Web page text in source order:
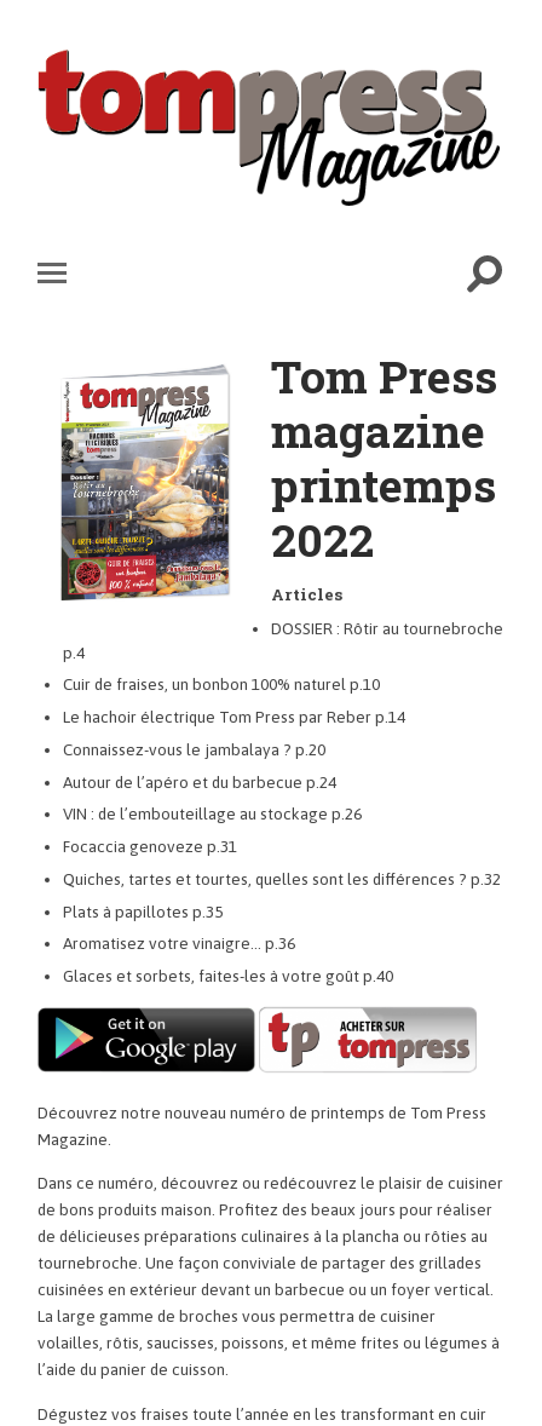
Tom Press
magazine
printemps
2022
Articles
DOSSIER : Rôtir au tournebroche
p.4
Cuir de fraises, un bonbon 100% naturel p.10
Le hachoir électrique Tom Press par Reber p.14
Connaissez-vous le jambalaya ? p.20
Autour de l’apéro et du barbecue p.24
VIN : de l’embouteillage au stockage p.26
Focaccia genoveze p.31
Quiches, tartes et tourtes, quelles sont les différences ? p.32
Plats à papillotes p.35
Aromatisez votre vinaigre… p.36
Glaces et sorbets, faites-les à votre goût p.40
Découvrez notre nouveau numéro de printemps de TomPress
Magazine.
Dans ce numéro, découvrez ou redécouvrez le plaisir de cuisiner
de bons produits maison. Profitez des beaux jours pour réaliser
de délicieuses préparations culinaires à la plancha ou rôties au
tournebroche. Une façon conviviale de partager des grillades
cuisinées en extérieur devant un barbecue ou un foyer vertical.
La large gamme de broches vous permettra de cuisiner
volailles, rôtis, saucisses, poissons, et même frites ou légumes à
l’aide du panier de cuisson.
Dégustez vos fraises toute l’année en les transformant en cuir